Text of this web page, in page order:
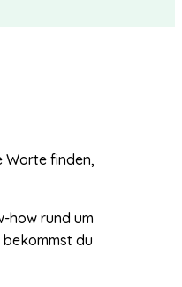
Worte finden,
how rund um
bekommst du